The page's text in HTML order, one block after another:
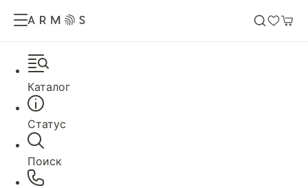
Каталог
Статус
Поиск